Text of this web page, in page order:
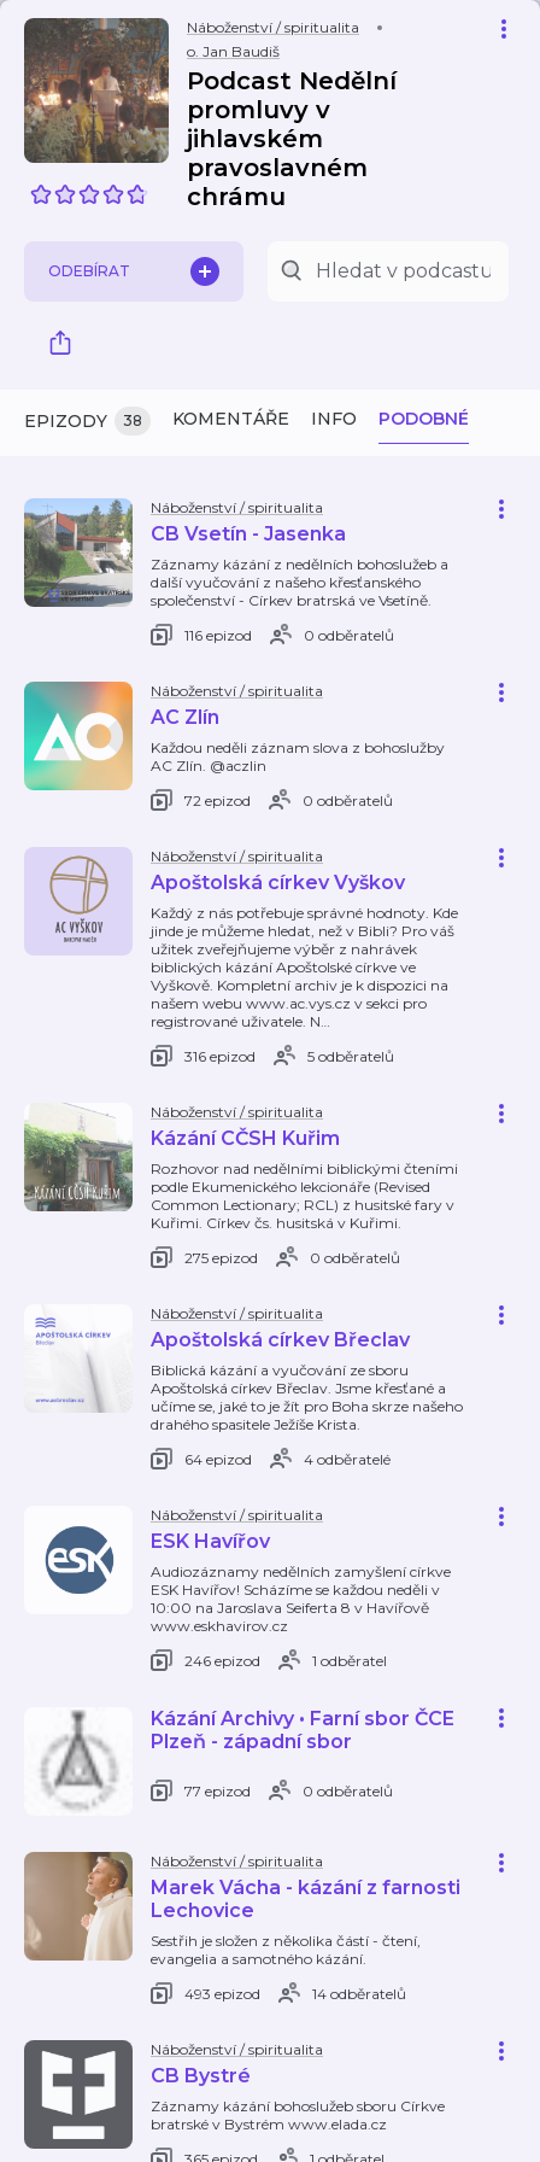
Náboženství / spiritualita
o. Jan Baudiš
Podcast Nedělní
promluvy v
jihlavském
pravoslavném
chrámu
ODEBÍRAT
EPIZODY 38 KOMENTÁŘE INFO PODOBNÉ
Náboženství / spiritualita
CB Vsetín - Jasenka
Záznamy kázání z nedělních bohoslužeb a
další vyučování z našeho křesťanského
společenství - Církev bratrská ve Vsetíně.
116 epizod
0 odběratelů
Náboženství / spiritualita
AC Zlín
Každou neděli záznam slova z bohoslužby
AC Zlín. @aczlin
72 epizod
0 odběratelů
Náboženství / spiritualita
Apoštolská církev Vyškov
Každý z nás potřebuje správné hodnoty. Kde
jinde je můžeme hledat, než v Bibli? Pro váš
užitek zveřejňujeme výběr z nahrávek
biblických kázání Apoštolské církve ve
Vyškově. Kompletní archiv je k dispozici na
našem webu www.ac.vys.cz v sekci pro
registrované uživatele. N…
316 epizod
5 odběratelů
Náboženství / spiritualita
Kázání CČSH Kuřim
Rozhovor nad nedělními biblickými čteními
podle Ekumenického lekcionáře (Revised
Common Lectionary; RCL) z husitské fary v
Kuřimi. Církev čs. husitská v Kuřimi.
275 epizod
0 odběratelů
Náboženství / spiritualita
Apoštolská církev Břeclav
Biblická kázání a vyučování ze sboru
Apoštolská církev Břeclav. Jsme křesťané a
učíme se, jaké to je žít pro Boha skrze našeho
drahého spasitele Ježíše Krista.
64 epizod
4 odběratelé
Náboženství / spiritualita
ESK Havířov
Audiozáznamy nedělních zamyšlení církve
ESK Havířov! Scházíme se každou neděli v
10:00 na Jaroslava Seiferta 8 v Havířově
www.eskhavirov.cz
246 epizod
1 odběratel
Kázání Archivy • Farní sbor ČCE
Plzeň - západní sbor
77 epizod 0 odběratelů
Náboženství / spiritualita
Marek Vácha - kázání z farnosti
Lechovice
Sestřih je složen z několika částí - čtení,
evangelia a samotného kázání.
493 epizod
14 odběratelů
Náboženství / spiritualita
CB Bystré
Záznamy kázání bohoslužeb sboru Církve
bratrské v Bystrém www.elada.cz
365 epizod
1 odběratel